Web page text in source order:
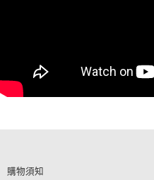
購物須知